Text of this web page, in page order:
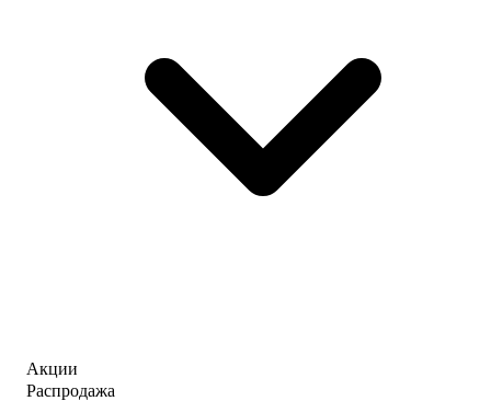
Акции
Распродажа